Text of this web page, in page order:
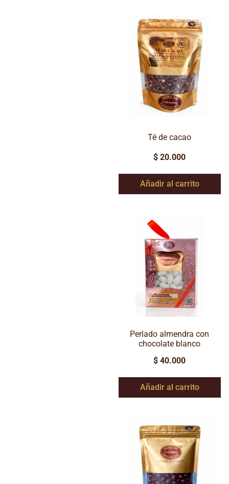
Té de cacao
$ 20.000
Añadir al carrito
Perlado almendra con
chocolate blanco
$ 40.000
Añadir al carrito